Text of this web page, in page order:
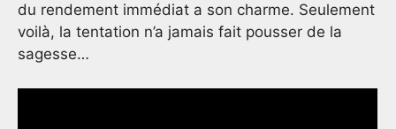
du rendement immédiat a son charme. Seulement
voilà, la tentation n’a jamais fait pousser de la
sagesse…